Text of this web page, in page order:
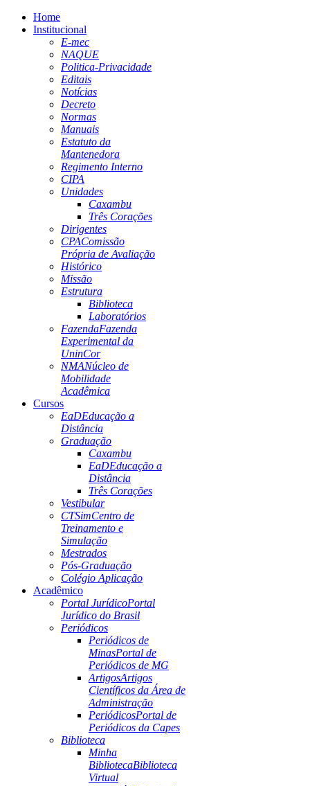
Home
Institucional
E-mec
NAQUE
Politica-Privacidade
Editais
Notícias
Decreto
Normas
Manuais
Estatuto da
Mantenedora
Regimento Interno
CIPA
Unidades
Caxambu
Três Corações
Dirigentes
CPAComissão
Própria de Avaliação
Histórico
Missão
Estrutura
Biblioteca
Laboratórios
FazendaFazenda
Experimental da
UninCor
NMANúcleo de
Mobilidade
Acadêmica
Cursos
EaDEducação a
Distância
Graduação
Caxambu
EaDEducação a
Distância
Três Corações
Vestibular
CTSimCentro de
Treinamento e
Simulação
Mestrados
Pós-Graduação
Colégio Aplicação
Acadêmico
Portal JurídicoPortal
Jurídico do Brasil
Periódicos
Periódicos de
MinasPortal de
Periódicos de MG
ArtigosArtigos
Científicos da Área de
Administração
PeriódicosPortal de
Periódicos da Capes
Biblioteca
Minha
BibliotecaBiblioteca
Virtual